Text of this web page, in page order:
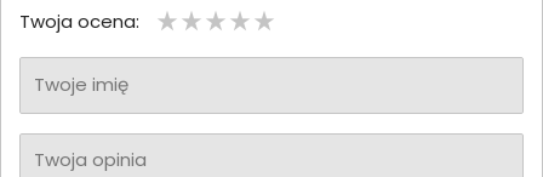
Twoja ocena:
Twoje imię
Twoja opinia